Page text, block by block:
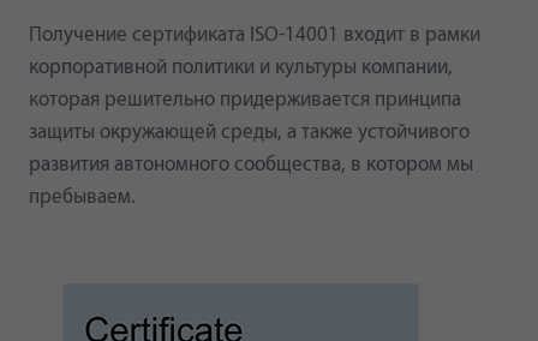
Получение сертификата ISO-14001 входит в рамки
корпоративной политики и культуры компании,
которая решительно придерживается принципа
защиты окружающей среды, а также устойчивого
развития автономного сообщества, в котором мы
пребываем.